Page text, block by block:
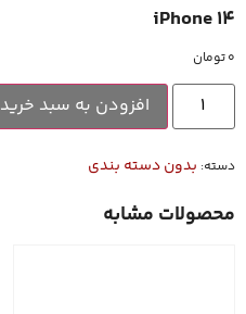
iPhone 14
۰تومان
افزودن به سبد خرید
دسته: بدون دسته بندی
محصولات مشابه